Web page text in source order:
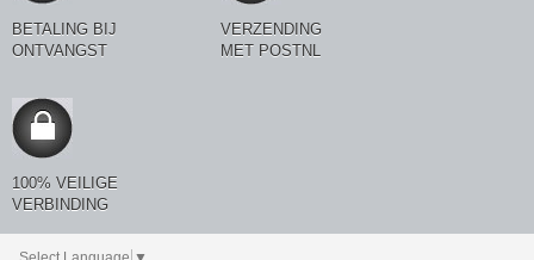
BETALING BIJ
ONTVANGST
VERZENDING
MET POSTNL
100% VEILIGE
VERBINDING